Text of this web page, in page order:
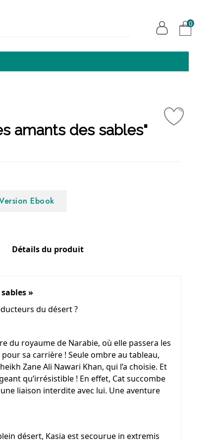
0
amants des sables"
Ebook
Détails du produit
»
du désert ?
du royaume de Narabie, où elle passera les
sa carrière ! Seule ombre au tableau,
Zane Ali Nawari Khan, qui l’a choisie. Et
qu’irrésistible ! En effet, Cat succombe
liaison interdite avec lui. Une aventure
désert, Kasia est secourue in extremis